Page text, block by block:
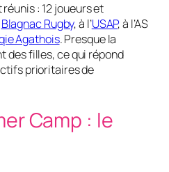
: 12 joueurs et
Blagnac Rugby, à l’USAP, à l’AS
Agathois. Presque la
des filles, ce qui répond
prioritaires de
Camp : le